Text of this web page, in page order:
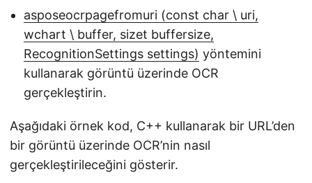
asposeocrpagefromuri (const char \ uri,
wchart \ buffer, sizet buffersize,
RecognitionSettings settings) yöntemini
kullanarak görüntü üzerinde OCR
gerçekleştirin.
Aşağıdaki örnek kod, C++ kullanarak bir URL’den
bir görüntü üzerinde OCR’nin nasıl
gerçekleştirileceğini gösterir.